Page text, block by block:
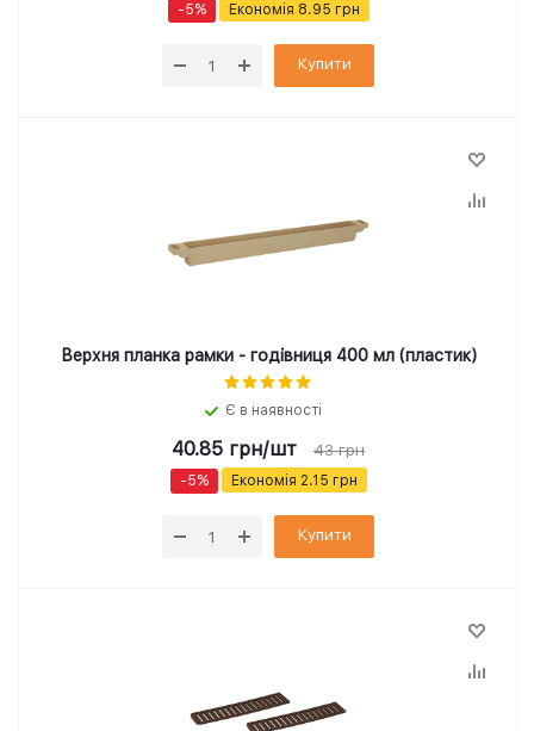
-5% Економія 8.95 грн
Купити
Верхня планка рамки - годівниця 400 мл (пластик)
Є в наявності
40.85 грн/шт 43грн
-5% Економія 2.15 грн
Купити